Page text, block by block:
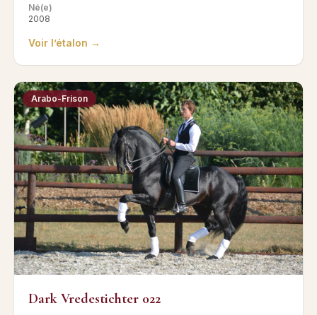
Né(e)
2008
Voir l’étalon →
Arabo-Frison
Dark Vredestichter 022